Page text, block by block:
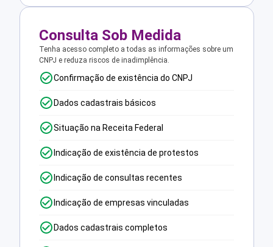
Consulta Sob Medida
Tenha acesso completo a todas as informações sobre um
CNPJ e reduza riscos de inadimplência.
Confirmação de existência do CNPJ
Dados cadastrais básicos
Situação na Receita Federal
Indicação de existência de protestos
Indicação de consultas recentes
Indicação de empresas vinculadas
Dados cadastrais completos